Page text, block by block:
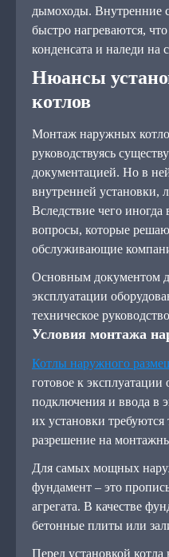
дымоходы. Внутренние
быстро нагреваются,
конденсата и наледи на
Нюансы
котлов
Монтаж наружных
руководствуясь
документацией. Но в
внутренней установки,
Вследствие чего
вопросы, которые
обслуживающие
Основным документом
эксплуатации
техническое
Условия монтажа
Котлы наружного
готовое к
подключения и ввода в
их установки
разрешение на
Для самых мощных
фундамент – это
агрегата. В качестве
бетонные плиты или
Перед установкой